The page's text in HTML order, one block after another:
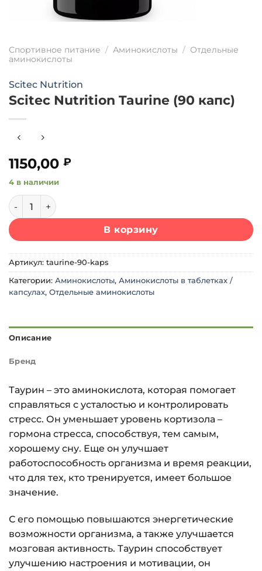
Спортивное питание / Аминокислоты / Отдельные
аминокислоты
Scitec Nutrition
Scitec Nutrition Taurine (90 капс)
1150,00 ₽
4 в наличии
Количество товара Scitec Nutrition Taurine (90 капс)
В корзину
Артикул: taurine-90-kaps
Категории: Аминокислоты, Аминокислоты в таблетках /
капсулах, Отдельные аминокислоты
Описание
Бренд
Таурин – это аминокислота, которая помогает
справляться с усталостью и контролировать
стресс. Он уменьшает уровень кортизола –
гормона стресса, способствуя, тем самым,
хорошему сну. Еще он улучшает
работоспособность организма и время реакции,
что для тех, кто тренируется, имеет большое
значение.
С его помощью повышаются энергетические
возможности организма, а также улучшается
мозговая активность. Таурин способствует
улучшению настроения и мотивации, он